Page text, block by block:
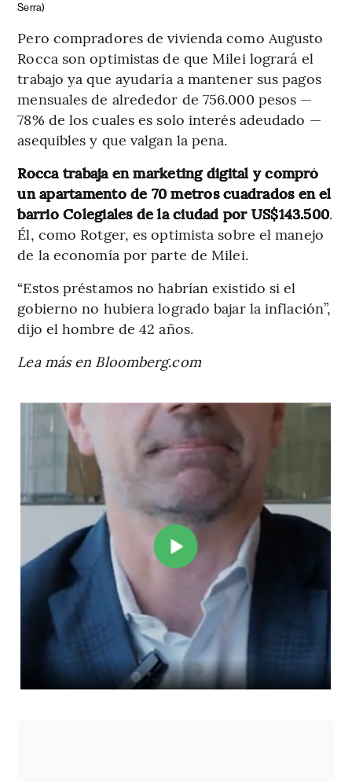
Serra)
Pero compradores de vivienda como Augusto
Rocca son optimistas de que Milei logrará el
trabajo ya que ayudaría a mantener sus pagos
mensuales de alrededor de 756.000 pesos —
78% de los cuales es solo interés adeudado —
asequibles y que valgan la pena.
Rocca trabaja en marketing digital y compró
un apartamento de 70 metros cuadrados en el
barrio Colegiales de la ciudad por US$143.500.
Él, como Rotger, es optimista sobre el manejo
de la economía por parte de Milei.
“Estos préstamos no habrían existido si el
gobierno no hubiera logrado bajar la inflación”,
dijo el hombre de 42 años.
Lea más en Bloomberg.com